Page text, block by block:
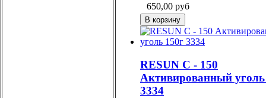
650,00 руб
RESUN С - 150
Активированный уголь
3334